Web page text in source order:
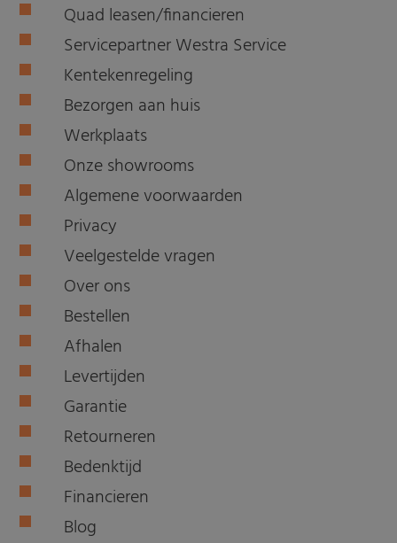
Quad leasen/financieren
Servicepartner Westra Service
Kentekenregeling
Bezorgen aan huis
Werkplaats
Onze showrooms
Algemene voorwaarden
Privacy
Veelgestelde vragen
Over ons
Bestellen
Afhalen
Levertijden
Garantie
Retourneren
Bedenktijd
Financieren
Blog